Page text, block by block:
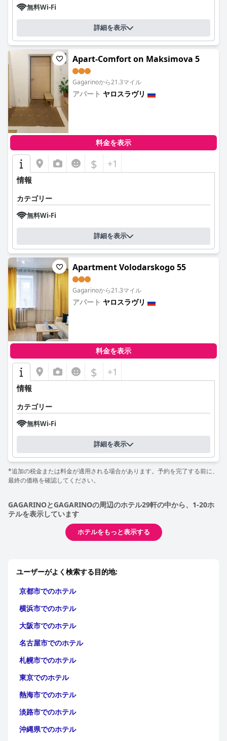
無料Wi-Fi
詳細を表示
Apart-Comfort on Maksimova 5
Gagarinoから21.3マイル
アパート ヤロスラヴリ
料金を表示
$ +1
情報
カテゴリー
無料Wi-Fi
詳細を表示
Apartment Volodarskogo 55
Gagarinoから21.3マイル
アパート ヤロスラヴリ
料金を表示
$ +1
情報
カテゴリー
無料Wi-Fi
詳細を表示
*追加の税金または料金が適用される場合があります。予約を完了する前に、
最終の価格を確認してください。
GAGARINOとGAGARINOの周辺のホテル29軒の中から、1-20ホ
テルを表示しています
ホテルをもっと表示する
ユーザーがよく検索する目的地:
京都市でのホテル
横浜市でのホテル
大阪市でのホテル
名古屋市でのホテル
札幌市でのホテル
東京でのホテル
熱海市でのホテル
淡路市でのホテル
沖縄県でのホテル